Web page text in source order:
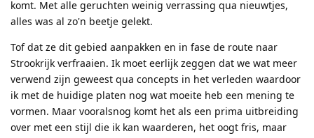
komt. Met alle geruchten weinig verrassing qua nieuwtjes,
alles was al zo'n beetje gelekt.
Tof dat ze dit gebied aanpakken en in fase de route naar
Strookrijk verfraaien. Ik moet eerlijk zeggen dat we wat meer
verwend zijn geweest qua concepts in het verleden waardoor
ik met de huidige platen nog wat moeite heb een mening te
vormen. Maar vooralsnog komt het als een prima uitbreiding
over met een stijl die ik kan waarderen, het oogt fris, maar